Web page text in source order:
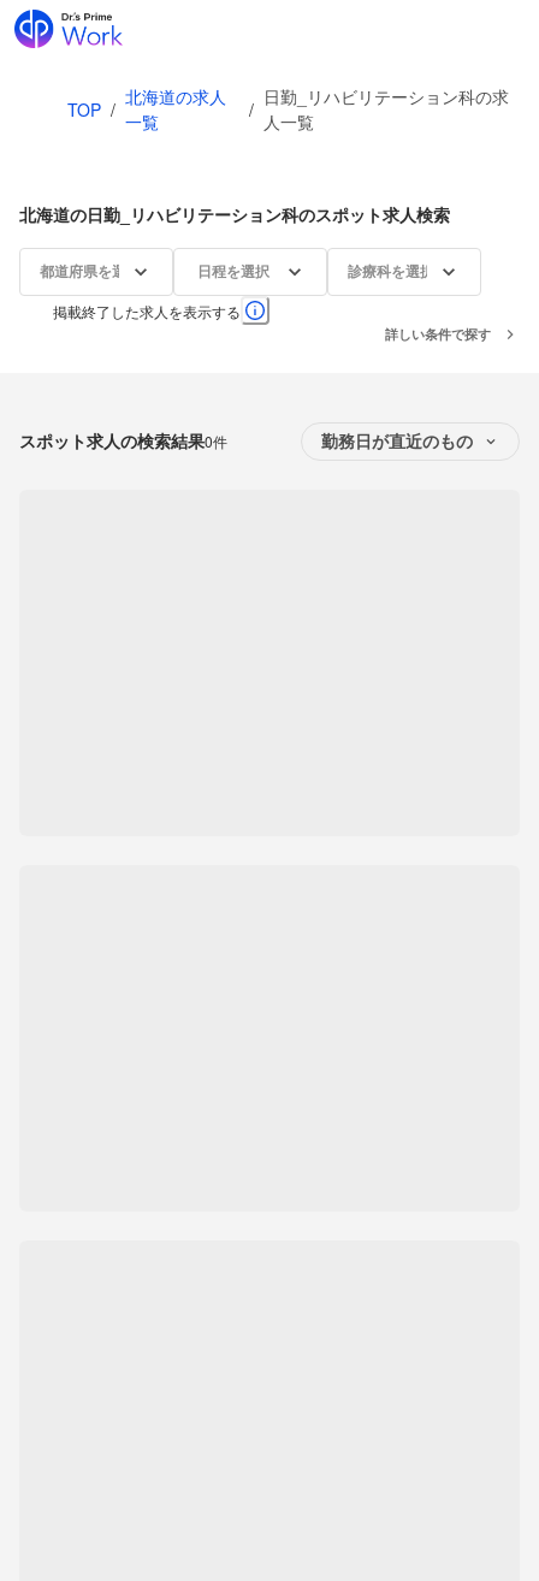
TOP /
北海道の求人
一覧
/
日勤_リハビリテーション科の求
人一覧
北海道の日勤_リハビリテーション科のスポット求人検索
都道府県を選択 日程を選択 診療科を選択
掲載終了した求人を表示する
詳しい条件で探す
スポット求人の検索結果0件 勤務日が直近のもの